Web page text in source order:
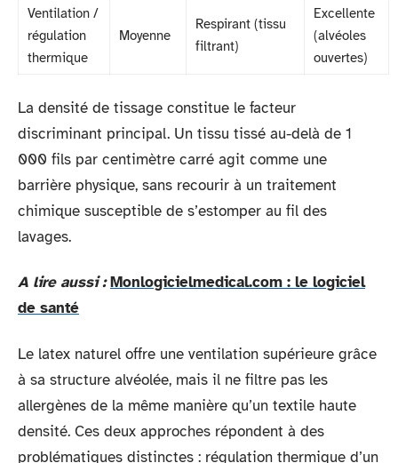
Ventilation /
régulation
thermique
Moyenne
Respirant (tissu
filtrant)
Excellente
(alvéoles
ouvertes)
La densité de tissage constitue le facteur
discriminant principal. Un tissu tissé au-delà de 1
000 fils par centimètre carré agit comme une
barrière physique, sans recourir à un traitement
chimique susceptible de s’estomper au fil des
lavages.
A lire aussi : Monlogicielmedical.com : le logiciel
de santé
Le latex naturel offre une ventilation supérieure grâce
à sa structure alvéolée, mais il ne filtre pas les
allergènes de la même manière qu’un textile haute
densité. Ces deux approches répondent à des
problématiques distinctes : régulation thermique d’un